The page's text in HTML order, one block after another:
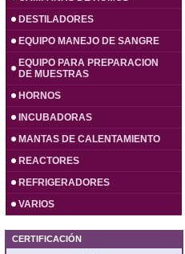
DESTILADORES
EQUIPO MANEJO DE SANGRE
EQUIPO PARA PREPARACION
DE MUESTRAS
HORNOS
INCUBADORAS
MANTAS DE CALENTAMIENTO
REACTORES
REFRIGERADORES
VARIOS
CERTIFICACIÓN